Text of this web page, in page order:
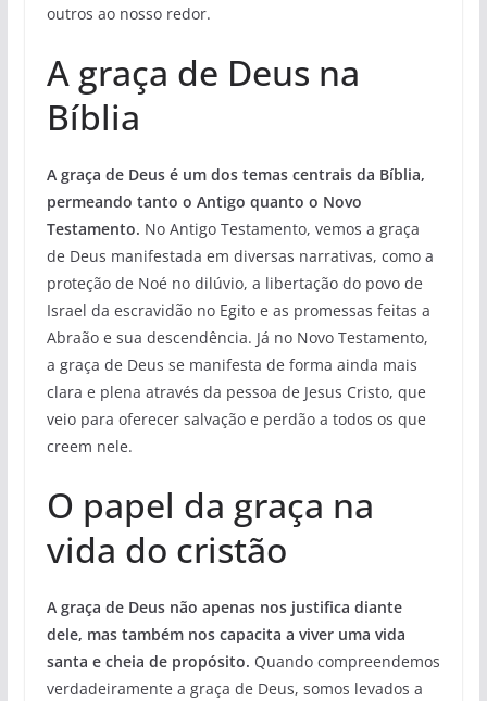
outros ao nosso redor.
A graça de Deus na
Bíblia
A graça de Deus é um dos temas centrais da Bíblia,
permeando tanto o Antigo quanto o Novo
Testamento. No Antigo Testamento, vemos a graça
de Deus manifestada em diversas narrativas, como a
proteção de Noé no dilúvio, a libertação do povo de
Israel da escravidão no Egito e as promessas feitas a
Abraão e sua descendência. Já no Novo Testamento,
a graça de Deus se manifesta de forma ainda mais
clara e plena através da pessoa de Jesus Cristo, que
veio para oferecer salvação e perdão a todos os que
creem nele.
O papel da graça na
vida do cristão
A graça de Deus não apenas nos justifica diante
dele, mas também nos capacita a viver uma vida
santa e cheia de propósito. Quando compreendemos
verdadeiramente a graça de Deus, somos levados a